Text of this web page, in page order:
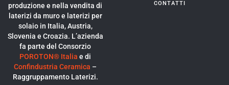
produzione e nella vendita di
laterizi da muro e laterizi per
solaio in Italia, Austria,
Slovenia e Croazia. L’azienda
fa parte del Consorzio
POROTON® Italia e di
Confindustria Ceramica –
Raggruppamento Laterizi.
CONTATTI